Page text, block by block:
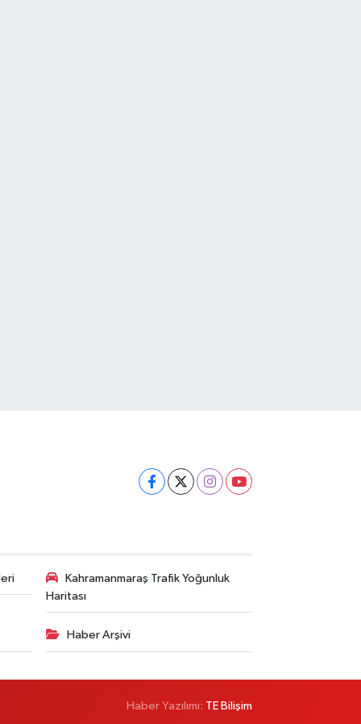
Kahramanmaraş Trafik Yoğunluk
Haritası
Haber Arşivi
Haber Yazılımı: TE Bilişim